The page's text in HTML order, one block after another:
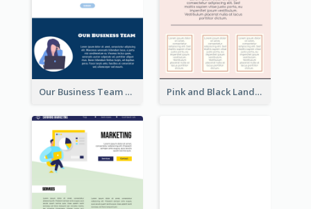
Our Business Team Landing Page Pink and Black Landing Page